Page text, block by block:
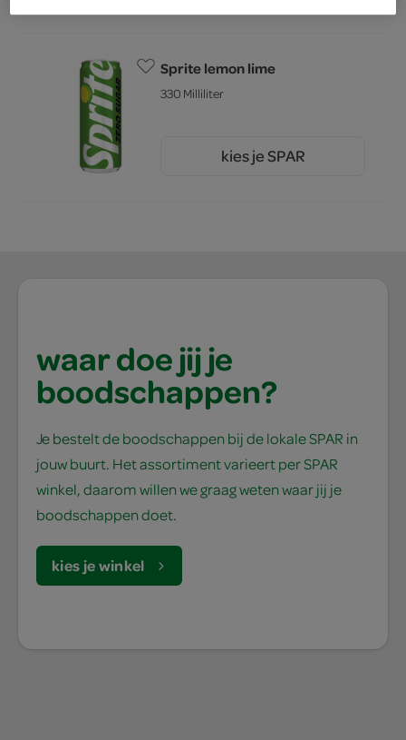
Sprite lemon lime
330 Milliliter
kies je SPAR
waar doe jij je
boodschappen?
Je bestelt de boodschappen bij de lokale SPAR in
jouw buurt. Het assortiment varieert per SPAR
winkel, daarom willen we graag weten waar jij je
boodschappen doet.
kies je winkel